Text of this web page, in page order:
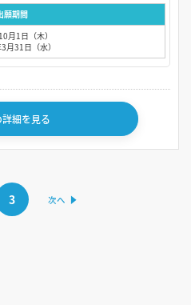
願期間
月1日（木）
月31日（水）
細を見る
3